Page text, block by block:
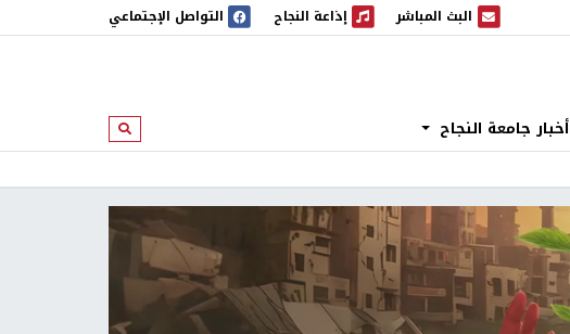
البث المباشر
البث المباشر إذاعة النجاح
إذاعة النجاح التواصل الإجتماعي
أخبار جامعة النجاح ابحث